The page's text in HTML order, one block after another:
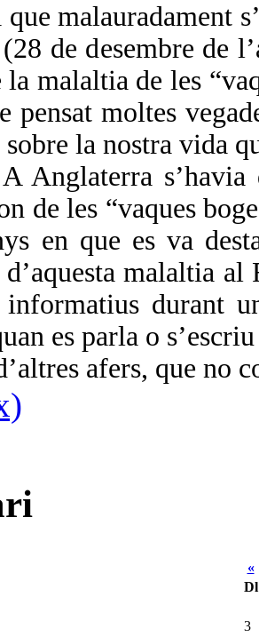
malauradament
de desembre de
la malaltia de les
pensat moltes
la nostra vida
A Anglaterra s’havia
de les “vaques
en que es va
malaltia
durant
es parla o
afers, que no
«
Dl
3